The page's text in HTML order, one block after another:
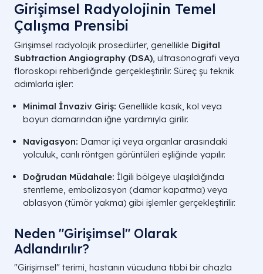
Girişimsel Radyolojinin Temel
Çalışma Prensibi
Girişimsel radyolojik prosedürler, genellikle Digital
Subtraction Angiography (DSA), ultrasonografi veya
floroskopi rehberliğinde gerçekleştirilir. Süreç şu teknik
adımlarla işler:
Minimal İnvaziv Giriş: Genellikle kasık, kol veya
boyun damarından iğne yardımıyla girilir.
Navigasyon: Damar içi veya organlar arasındaki
yolculuk, canlı röntgen görüntüleri eşliğinde yapılır.
Doğrudan Müdahale: İlgili bölgeye ulaşıldığında
stentleme, embolizasyon (damar kapatma) veya
ablasyon (tümör yakma) gibi işlemler gerçekleştirilir.
Neden "Girişimsel" Olarak
Adlandırılır?
"Girişimsel" terimi, hastanın vücuduna tıbbi bir cihazla